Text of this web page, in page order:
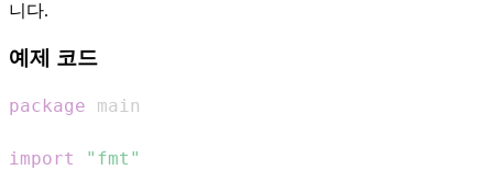
니다.
예제 코드
package
import "fmt"